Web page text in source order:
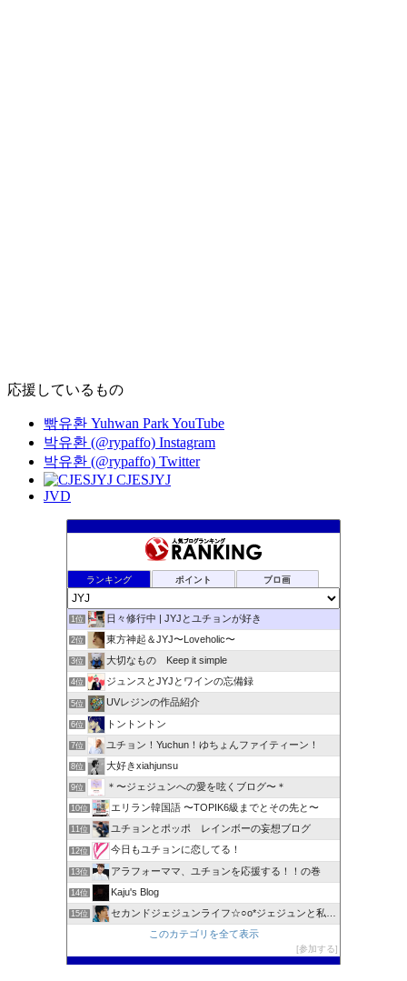
応援しているもの
빢유환 Yuhwan Park YouTube
박유환 (@rypaffo) Instagram
박유환 (@rypaffo) Twitter
CJESJYJ
JVD
ランキング ポイント ブロ画
1位 日々修行中 | JYJとユチョンが好き
2位 東方神起＆JYJ〜Loveholic〜
3位 大切なもの Keep it simple
4位 ジュンスとJYJとワインの忘備録
5位 UVレジンの作品紹介
6位 トントントン
7位 ユチョン！Yuchun！ゆちょんファイティーン！
8位 大好きxiahjunsu
9位 ＊〜ジェジュンへの愛を呟くブログ〜＊
10位 エリラン韓国語 〜TOPIK6級までとその先と〜
11位 ユチョンとポッポ レインボーの妄想ブログ
12位 今日もユチョンに恋してる！
13位 アラフォーママ、ユチョンを応援する！！の巻
14位 Kaju's Blog
15位
セカンドジェジュンライフ☆○o*ジェジュンと私 * o○☆
このカテゴリを全て表示
参加する